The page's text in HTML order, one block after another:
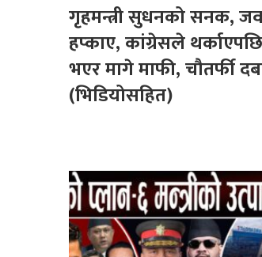
गृहमन्त्री सुधनको सनक,
हप्काए, कांग्रेसले
भएर मागे माफी, चौतर्फी
(भिडियोसहित)